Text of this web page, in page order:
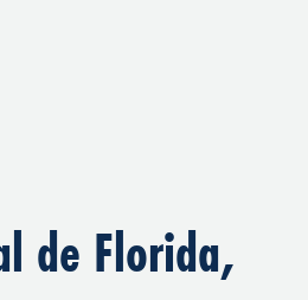
de Florida,